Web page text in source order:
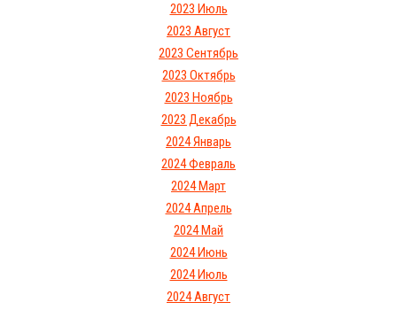
2023 Июль
2023 Август
2023 Сентябрь
2023 Октябрь
2023 Ноябрь
2023 Декабрь
2024 Январь
2024 Февраль
2024 Март
2024 Апрель
2024 Май
2024 Июнь
2024 Июль
2024 Август